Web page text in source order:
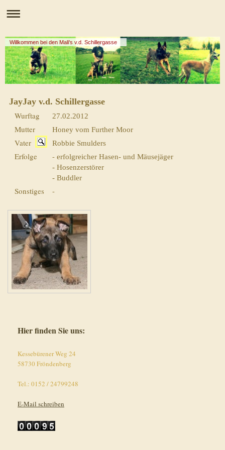
Willkommen bei den Mali's v.d. Schillergasse
JayJay v.d. Schillergasse
Wurftag
27.02.2012
Mutter Honey vom Further Moor
Vater Robbie Smulders
Erfolge - erfolgreicher Hasen- und Mäusejäger
- Hosenzerstörer
- Buddler
Sonstiges -
Hier finden Sie uns:
Kessebürener Weg 24
58730 Fröndenberg
Tel.: 0152 / 24799248
E-Mail schreiben